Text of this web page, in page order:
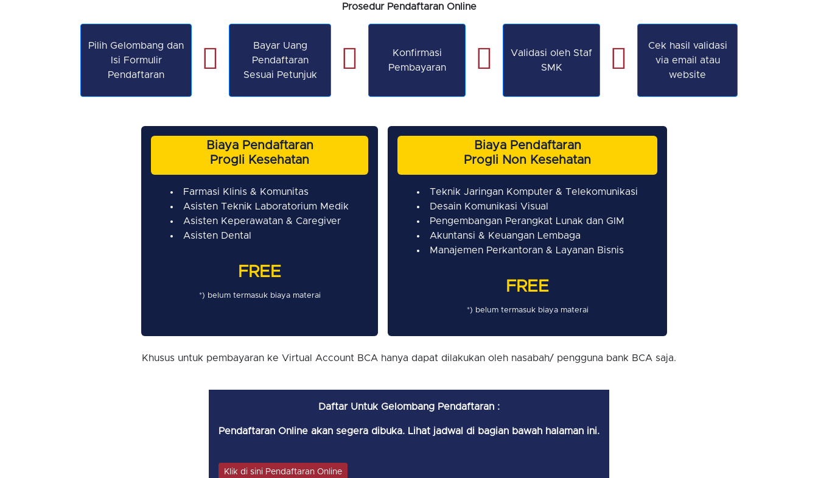
Prosedur Pendaftaran Online
Pilih Gelombang dan
Isi Formulir
Pendaftaran
Bayar Uang
Pendaftaran
Sesuai Petunjuk
Konfirmasi
Pembayaran
Validasi oleh Staf
SMK
Cek hasil validasi
via email atau
website
Biaya Pendaftaran
Progli Kesehatan
Farmasi Klinis & Komunitas
Asisten Teknik Laboratorium Medik
Asisten Keperawatan & Caregiver
Asisten Dental
FREE
*) belum termasuk biaya materai
Biaya Pendaftaran
Progli Non Kesehatan
Teknik Jaringan Komputer & Telekomunikasi
Desain Komunikasi Visual
Pengembangan Perangkat Lunak dan GIM
Akuntansi & Keuangan Lembaga
Manajemen Perkantoran & Layanan Bisnis
FREE
*) belum termasuk biaya materai
Khusus untuk pembayaran ke Virtual Account BCA hanya dapat dilakukan oleh nasabah/ pengguna bank BCA saja.
Daftar Untuk Gelombang Pendaftaran :
Pendaftaran Online akan segera dibuka. Lihat jadwal di bagian bawah halaman ini.
Klik di sini Pendaftaran Online